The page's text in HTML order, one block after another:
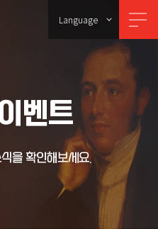
Language
벤트
을 확인해보세요.